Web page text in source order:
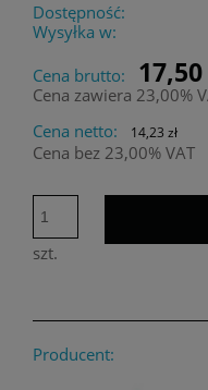
Dostępność:
Wysyłka w:
Cena brutto:
17,50
Cena zawiera 23,00%
Cena netto:
14,23 zł
Cena bez 23,00% VAT
szt.
Producent: